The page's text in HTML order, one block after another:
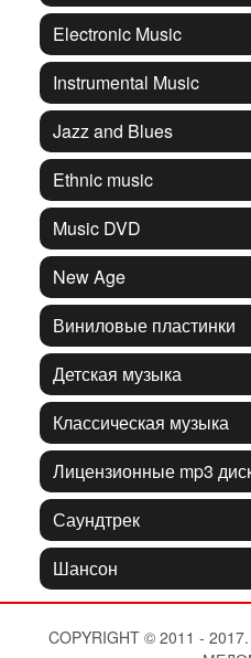
Electronic Music
Instrumental Music
Jazz and Blues
Ethnic music
Music DVD
New Age
Виниловые пластинки
Детская музыка
Классическая музыка
Лицензионные mp3
Саундтрек
Шансон
COPYRIGHT © 2011 -